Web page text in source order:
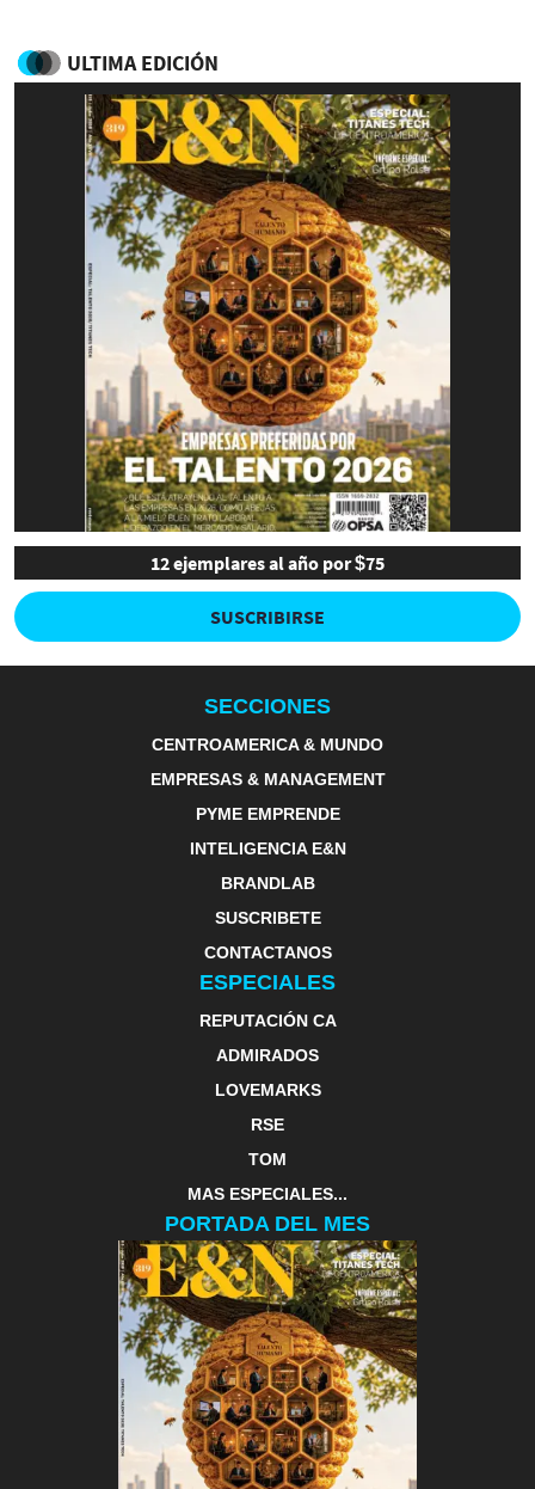
ULTIMA EDICIÓN
12 ejemplares al año por $75
SUSCRIBIRSE
SECCIONES
CENTROAMERICA & MUNDO
EMPRESAS & MANAGEMENT
PYME EMPRENDE
INTELIGENCIA E&N
BRANDLAB
SUSCRIBETE
CONTACTANOS
ESPECIALES
REPUTACIÓN CA
ADMIRADOS
LOVEMARKS
RSE
TOM
MAS ESPECIALES...
PORTADA DEL MES